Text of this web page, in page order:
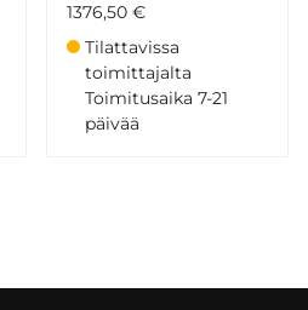
1376,50 €
Tilattavissa
toimittajalta
Toimitusaika 7-21
päivää